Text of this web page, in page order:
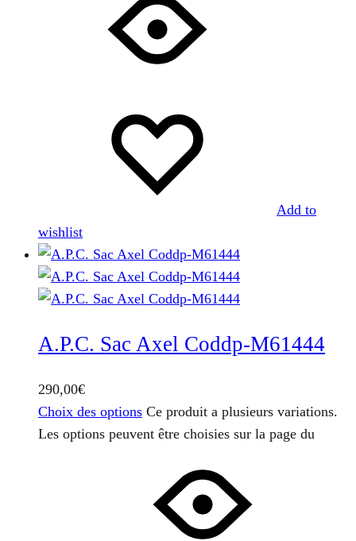
Add to
wishlist
A.P.C. Sac Axel Coddp-M61444
290,00€
Choix des options Ce produit a plusieurs variations.
Les options peuvent être choisies sur la page du